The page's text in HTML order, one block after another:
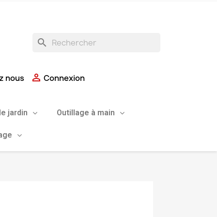
search
nous  Connexion
jardin Outillage à main